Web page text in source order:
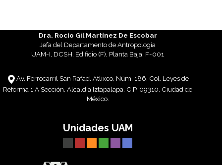
Dra. Rocío Gil Martínez De Escobar
Jefa del Departamento de Antropología
UAM-I, DCSH, Edificio (F), Planta Baja, F-001
Av. Ferrocarril San Rafael Atlixco, Núm. 186, Col. Leyes de
Reforma 1 A Sección, Alcaldía Iztapalapa, C.P. 09310, Ciudad de
México.
Unidades UAM